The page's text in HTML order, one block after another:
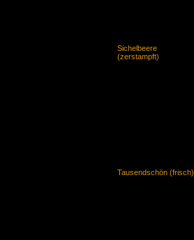
Sichelbeere
(zerstampft)
Tausendschön (frisch)